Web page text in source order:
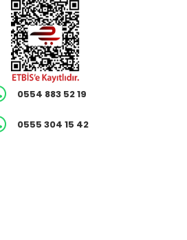
0554 883 52 19
0555 304 15 42